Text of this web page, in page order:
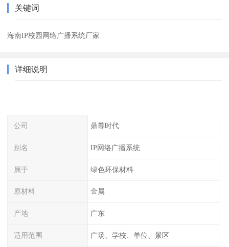
关键词
海南IP校园网络广播系统厂家
详细说明
公司 鼎尊时代
别名 IP网络广播系统
属于 绿色环保材料
原材料 金属
产地 广东
适用范围 广场、学校、单位、景区